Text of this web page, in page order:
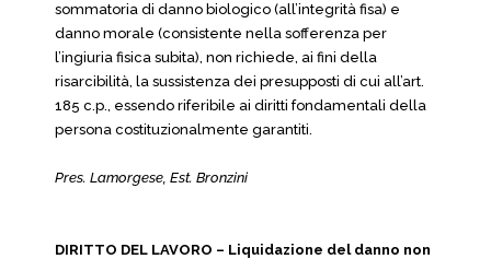
sommatoria di danno biologico (all’integrità fisa) e
danno morale (consistente nella sofferenza per
l’ingiuria fisica subita), non richiede, ai fini della
risarcibilità, la sussistenza dei presupposti di cui all’art.
185 c.p., essendo riferibile ai diritti fondamentali della
persona costituzionalmente garantiti.
Pres. Lamorgese, Est. Bronzini
DIRITTO DEL LAVORO – Liquidazione del danno non